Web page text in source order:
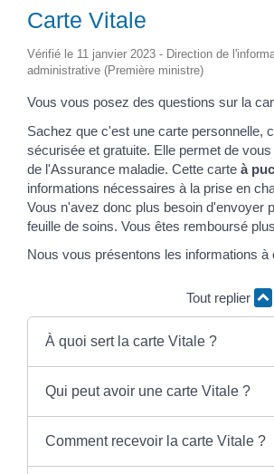
Carte Vitale
Vérifié le 11 janvier 2023 - Direction de
administrative (Première ministre)
Vous vous posez des questions sur la
Sachez que c'est une carte personnelle,
sécurisée et gratuite. Elle permet de
de l'Assurance maladie. Cette carte à
informations nécessaires à la prise en
Vous n'avez donc plus besoin d'envoyer
feuille de soins. Vous êtes remboursé
Nous vous présentons les informations à
Tout replier
À quoi sert la carte Vitale ?
Qui peut avoir une carte Vitale ?
Comment recevoir la carte Vitale ?